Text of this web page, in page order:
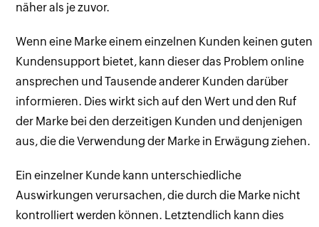
näher als je zuvor.
Wenn eine Marke einem einzelnen Kunden keinen guten
Kundensupport bietet, kann dieser das Problem online
ansprechen und Tausende anderer Kunden darüber
informieren. Dies wirkt sich auf den Wert und den Ruf
der Marke bei den derzeitigen Kunden und denjenigen
aus, die die Verwendung der Marke in Erwägung ziehen.
Ein einzelner Kunde kann unterschiedliche
Auswirkungen verursachen, die durch die Marke nicht
kontrolliert werden können. Letztendlich kann dies